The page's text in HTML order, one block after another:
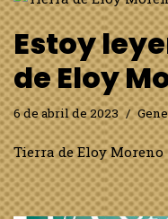
Estoy
de Eloy
6 de abril de 2023
Tierra de Eloy Moreno